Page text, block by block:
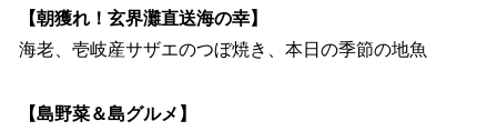
【朝獲れ！玄界灘直送海の幸】
海老、壱岐産サザエのつぼ焼き、本日の季節の地魚
【島野菜＆島グルメ】